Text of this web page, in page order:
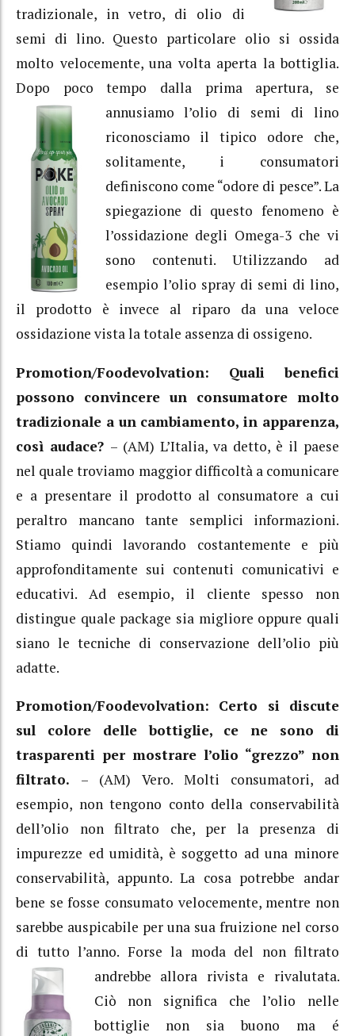
tradizionale, in vetro, di olio di
semi di lino. Questo particolare olio si ossida
molto velocemente, una volta aperta la bottiglia.
Dopo poco tempo dalla prima apertura, se
annusiamo l’olio di semi di lino
riconosciamo il tipico odore che,
solitamente, i consumatori
definiscono come “odore di pesce”. La
spiegazione di questo fenomeno è
l’ossidazione degli Omega-3 che vi
sono contenuti. Utilizzando ad
esempio l’olio spray di semi di lino,
il prodotto è invece al riparo da una veloce
ossidazione vista la totale assenza di ossigeno.
Promotion/Foodevolvation: Quali benefici
possono convincere un consumatore molto
tradizionale a un cambiamento, in apparenza,
così audace? – (AM) L’Italia, va detto, è il paese
nel quale troviamo maggior difficoltà a comunicare
e a presentare il prodotto al consumatore a cui
peraltro mancano tante semplici informazioni.
Stiamo quindi lavorando costantemente e più
approfonditamente sui contenuti comunicativi e
educativi. Ad esempio, il cliente spesso non
distingue quale package sia migliore oppure quali
siano le tecniche di conservazione dell’olio più
adatte.
Promotion/Foodevolvation: Certo si discute
sul colore delle bottiglie, ce ne sono di
trasparenti per mostrare l’olio “grezzo” non
filtrato. – (AM) Vero. Molti consumatori, ad
esempio, non tengono conto della conservabilità
dell’olio non filtrato che, per la presenza di
impurezze ed umidità, è soggetto ad una minore
conservabilità, appunto. La cosa potrebbe andar
bene se fosse consumato velocemente, mentre non
sarebbe auspicabile per una sua fruizione nel corso
di tutto l’anno. Forse la moda del non filtrato
andrebbe allora rivista e rivalutata.
Ciò non significa che l’olio nelle
bottiglie non sia buono ma é